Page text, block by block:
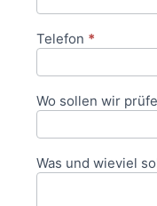
Telefon *
Wo sollen wir
Was und wieviel